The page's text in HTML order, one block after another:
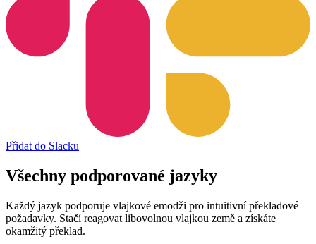
Přidat do Slacku
Všechny podporované jazyky
Každý jazyk podporuje vlajkové emodži pro intuitivní překladové
požadavky. Stačí reagovat libovolnou vlajkou země a získáte
okamžitý překlad.